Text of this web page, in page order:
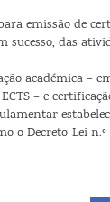
emissão de
sucesso, das
académica –
– e
o Decreto-Lei n.º